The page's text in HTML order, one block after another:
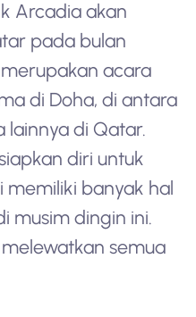
Arcadia akan
pada bulan
acara
di Doha, di antara
di Qatar.
diri untuk
memiliki banyak hal
musim dingin ini.
semua